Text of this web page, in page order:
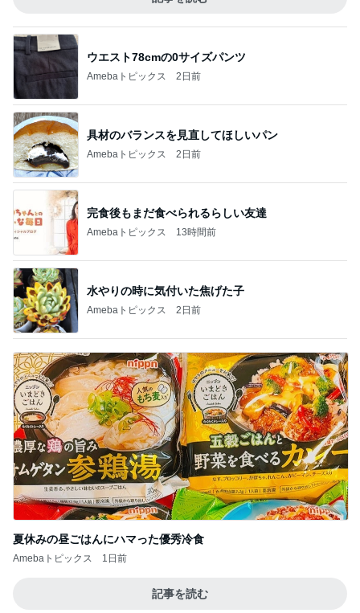
ウエスト78cmの0サイズパンツ
Amebaトピックス 2日前
具材のバランスを見直してほしいパン
Amebaトピックス 2日前
完食後もまだ食べられるらしい友達
Amebaトピックス 13時間前
水やりの時に気付いた焦げた子
Amebaトピックス 2日前
夏休みの昼ごはんにハマった優秀冷食
Amebaトピックス 1日前
記事を読む